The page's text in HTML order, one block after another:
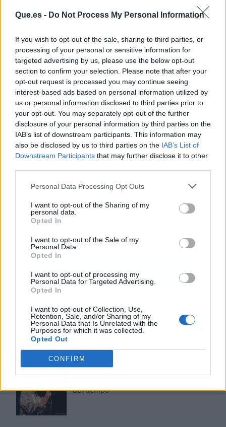
Que.es - Do Not Process My Personal Information
If you wish to opt-out of the sale, sharing to third parties, or
processing of your personal or sensitive information for
targeted advertising by us, please use the below opt-out
section to confirm your selection. Please note that after your
opt-out request is processed you may continue seeing
interest-based ads based on personal information utilized by
us or personal information disclosed to third parties prior to
your opt-out. You may separately opt-out of the further
disclosure of your personal information by third parties on the
IAB’s list of downstream participants. This information may
also be disclosed by us to third parties on the IAB’s List of
Downstream Participants that may further disclose it to other
Personal Data Processing Opt Outs
I want to opt-out of the Sharing of my
personal data.
Opted In
I want to opt-out of the Sale of my
Personal Data.
Opted In
I want to opt-out of processing my
Personal Data for Targeted Advertising.
Opted In
I want to opt-out of Collection, Use,
Retention, Sale, and/or Sharing of my
Personal Data that Is Unrelated with the
Purposes for which it was collected.
Opted Out
CONFIRM
Publicidad
Los más vistos
Tom Jones demuestra en Madrid que su
del tiempo